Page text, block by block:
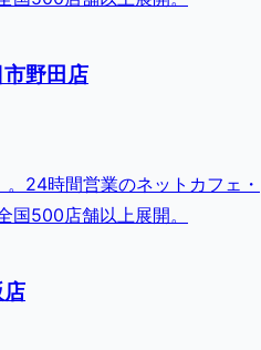
野田店
24時間営業のネットカフェ・
国500店舗以上展開。